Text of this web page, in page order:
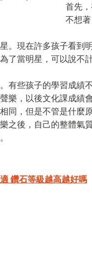
首先
不想
。現在許多孩子看到
了當明星，可以說不
有些孩子的學習成績
樂，以後文化課成績
同，但是不管是什麼
之後，自己的整體氣
鑽石等級越高越好嗎